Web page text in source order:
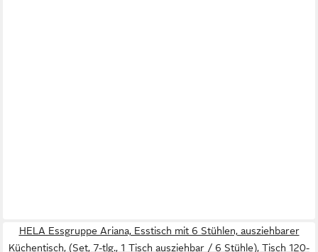
HELA Essgruppe Ariana, Esstisch mit 6 Stühlen, ausziehbarer
Küchentisch, (Set, 7-tlg., 1 Tisch ausziehbar / 6 Stühle), Tisch 120-